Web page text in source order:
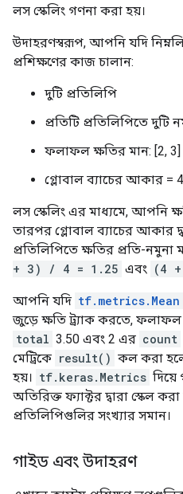
লস স্কেলিং গণনা করা হয়।
উদাহরণস্বরূপ, আপনি যদি
প্রশিক্ষণের কাজ চালান:
দুটি প্রতিলিপি
প্রতিটি প্রতিলিপিতে দুটি
ফলাফল ক্ষতির মান: [2, 3]
গ্লোবাল ব্যাচের আকার = 4
লস স্কেলিং এর মাধ্যমে, আপনি
তারপর গ্লোবাল ব্যাচের আকার
প্রতিলিপিতে ক্ষতির প্রতি-নমুনা
+ 3) / 4 = 1.25 এবং (4
আপনি যদি tf.metrics.Mean
জুড়ে ক্ষতি ট্র্যাক করতে,
total 3.50 এবং 2 এর count
মেট্রিকে result() কল করা
হয়। tf.keras.Metrics দিয়ে
অতিরিক্ত ফ্যাক্টর দ্বারা স্কেল
প্রতিলিপিগুলির সংখ্যার সমান।
গাইড এবং উদাহরণ